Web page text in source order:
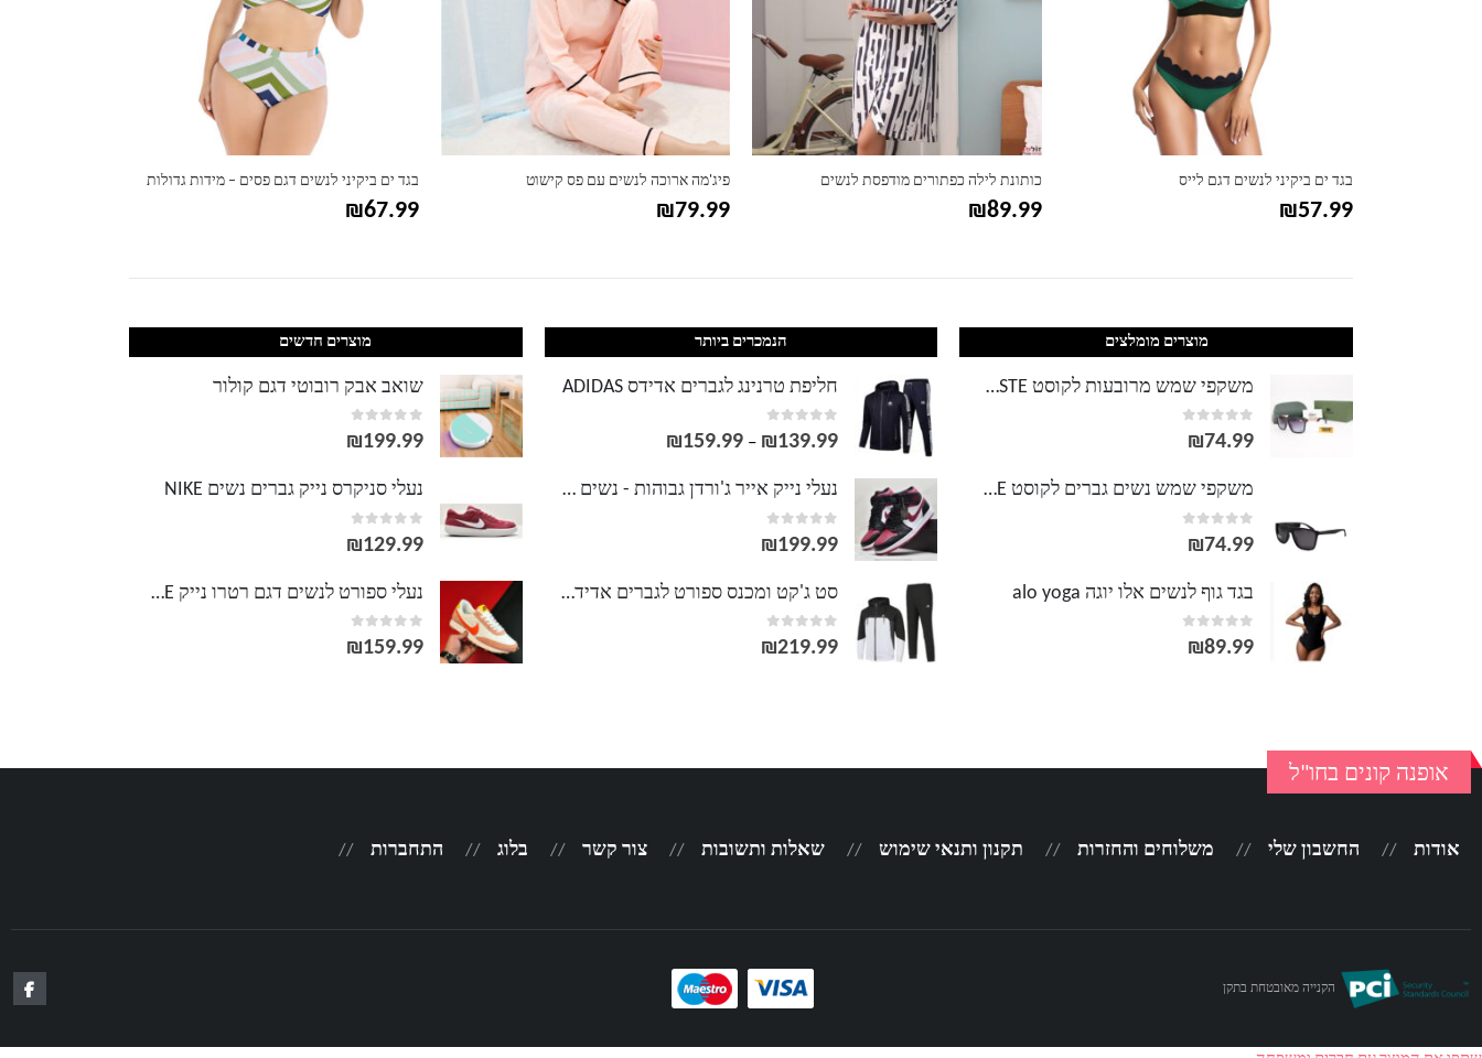
בגד ים ביקיני לנשים דגם לייס
₪57.99
כותונת לילה כפתורים מודפסת לנשים
₪89.99
פיג'מה ארוכה לנשים עם פס קישוט
₪79.99
בגד ים ביקיני לנשים דגם פסים – מידות גדולות
₪67.99
מוצרים מומלצים
משקפי שמש מרובעות לקוסט LACOSTE
0
out of 5
₪74.99
משקפי שמש נשים גברים לקוסט LACOSTE
0
out of 5
₪74.99
בגד גוף לנשים אלו יוגה alo yoga
0
out of 5
₪89.99
הנמכרים ביותר
חליפת טרנינג לגברים אדידס ADIDAS
0
out of 5
₪139.99
–
₪159.99
טווח
נעלי נייק אייר ג'ורדן גבוהות - נשים גברים NIKE AIR JORDAN
0
out of 5
₪199.99
סט ג'קט ומכנס ספורט לגברים אדידס ADIDAS
0
out of 5
₪219.99
מוצרים חדשים
שואב אבק רובוטי דגם קולור
0
out of 5
₪199.99
נעלי סניקרס נייק גברים נשים NIKE
0
out of 5
₪129.99
נעלי ספורט לנשים דגם רטרו נייק NIKE
0
out of 5
₪159.99
אופנה קונים בחו"ל
אודות החשבון שלי משלוחים והחזרות תקנון ותנאי שימוש שאלות ותשובות צור קשר בלוג התחברות
הקנייה מאובטחת בתקן